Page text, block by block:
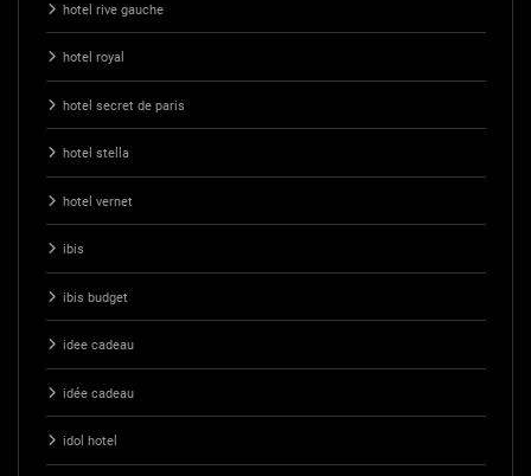
hotel rive gauche
hotel royal
hotel secret de paris
hotel stella
hotel vernet
ibis
ibis budget
idee cadeau
idée cadeau
idol hotel